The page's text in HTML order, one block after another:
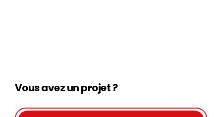
Vous avez un projet ?